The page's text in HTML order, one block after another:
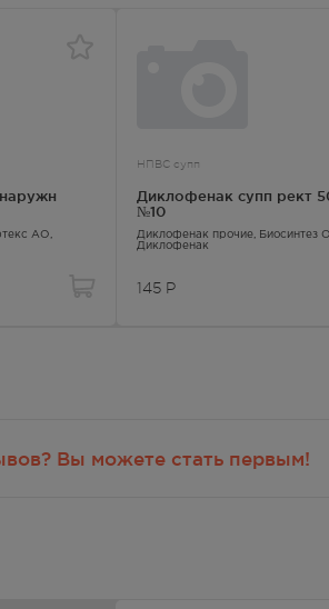
печени в анамнезе.
АО,
НПВС супп
Диклофенак супп рект
№10
Диклофенак прочие , Биосинтез
Диклофенак
145 Р
Вы можете стать первым!